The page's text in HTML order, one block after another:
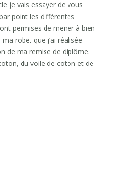
je vais essayer de vous
point les différentes
permises de mener à bien
robe, que j’ai réalisée
de ma remise de diplôme.
du voile de coton et de